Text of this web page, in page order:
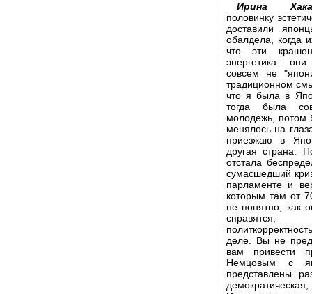
Ирина
половинку
доставили
обалдела, когда
что эти
энергетика...
совсем не
традиционном
что я была в
тогда была
молодежь, потом
менялось на
приезжаю в
другая страна.
отстала
сумасшедший
парламенте и
которым там от
не понятно, как
деле. Вы не
вам привести
Немцовым с
представлены